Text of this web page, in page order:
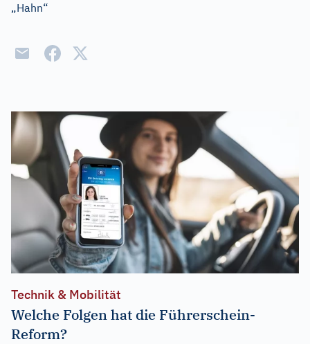
„Hahn“
Technik & Mobilität
Welche Folgen hat die Führerschein-
Reform?